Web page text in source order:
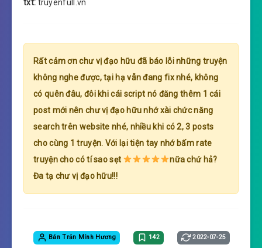
txt: truyenfull.vn
Rất cảm ơn chư vị đạo hữu đã báo lỗi những truyện
không nghe được, tại hạ vẫn đang fix nhé, không
có quên đâu, đôi khi cái script nó đăng thêm 1 cái
post mới nên chư vị đạo hữu nhớ xài chức năng
search trên website nhé, nhiều khi có 2, 3 posts
cho cùng 1 truyện. Với lại tiện tay nhớ bấm rate
truyện cho có tí sao sẹt
nữa chứ hả?
Đa tạ chư vị đạo hữu!!!
Bán Trản Mính Hương 142 2022-07-25